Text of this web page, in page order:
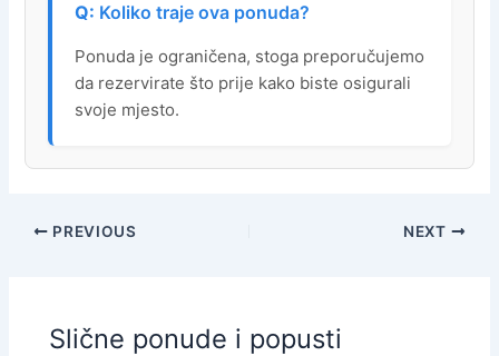
Koliko traje ova ponuda?
Ponuda je ograničena, stoga preporučujemo
da rezervirate što prije kako biste osigurali
svoje mjesto.
PREVIOUS NEXT
Slične ponude i popusti